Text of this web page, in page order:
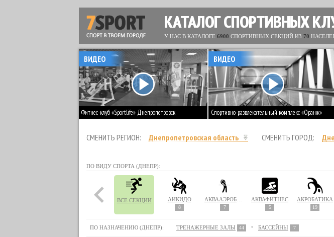
КАТАЛОГ СПОРТИВНЫХ
У НАС В КАТАЛОГЕ 6900 СПОРТИВНЫХ СЕКЦИЙ ИЗ 70
Фитнес-клуб «Sportlife» Днепропетровск
ВИДЕО
Спортивно-развлекательный комплекс «Оранж»
ВИДЕО
СМЕНИТЬ РЕГИОН: Днепропетровская область СМЕНИТЬ ГОРОД:
ПО ВИДУ СПОРТА (ДНЕПР):
ВСЕ СЕКЦИИ АЙКИДО
8 7
АКВАФИТНЕС
5
АКРОБАТИКА
19
ПО НАЗНАЧЕНИЮ (ДНЕПР): ТРЕНАЖЕРНЫЕ ЗАЛЫ 44 БАССЕЙНЫ 7